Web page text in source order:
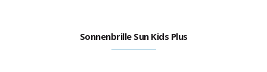
Sonnenbrille Sun Kids Plus